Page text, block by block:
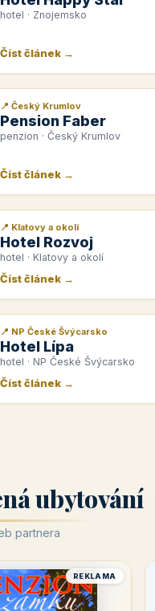
hotel · Znojemsko
Číst článek →
📰 PR článek
📍 Český Krumlov
Pension Faber
penzion · Český Krumlov
Číst článek →
📰 PR článek
📍 Klatovy a okolí
Hotel Rozvoj
hotel · Klatovy a okolí
Číst článek →
📰 PR článek
📍 NP České Švýcarsko
Hotel Lípa
hotel · NP České Švýcarsko
Číst článek →
ubytování
partnera
REKLAMA